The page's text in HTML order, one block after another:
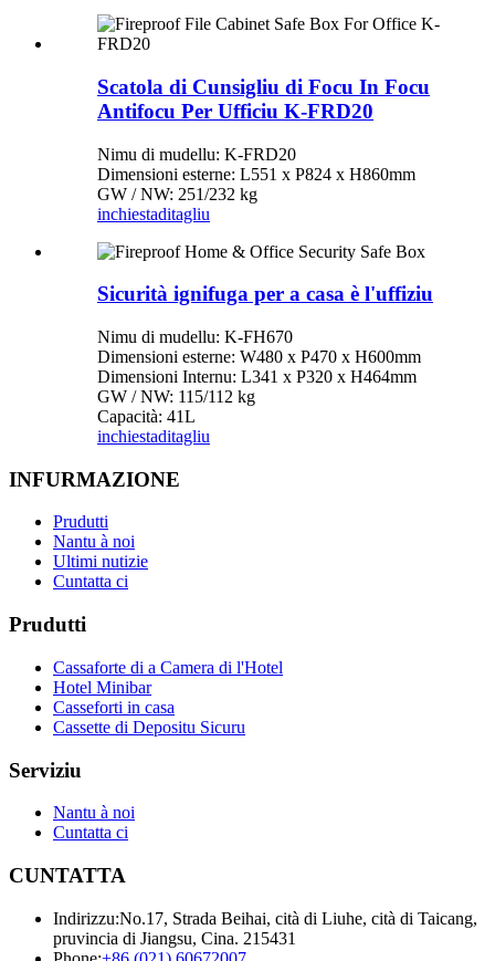
Scatola di Cunsigliu di Focu In Focu
Antifocu Per Ufficiu K-FRD20
Nimu di mudellu: K-FRD20
Dimensioni esterne: L551 x P824 x H860mm
GW / NW: 251/232 kg
inchiestaditagliu
Sicurità ignifuga per a casa è l'uffiziu
Nimu di mudellu: K-FH670
Dimensioni esterne: W480 x P470 x H600mm
Dimensioni Internu: L341 x P320 x H464mm
GW / NW: 115/112 kg
Capacità: 41L
inchiestaditagliu
INFURMAZIONE
Prudutti
Nantu à noi
Ultimi nutizie
Cuntatta ci
Prudutti
Cassaforte di a Camera di l'Hotel
Hotel Minibar
Casseforti in casa
Cassette di Depositu Sicuru
Serviziu
Nantu à noi
Cuntatta ci
CUNTATTA
Indirizzu:No.17, Strada Beihai, cità di Liuhe, cità di Taicang,
pruvincia di Jiangsu, Cina. 215431